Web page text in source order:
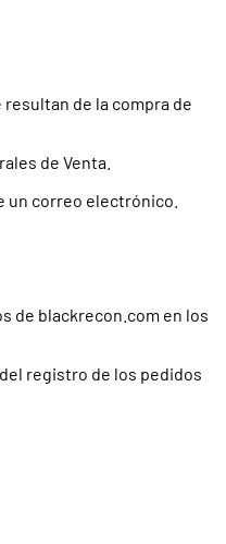
de la compra de
de Venta.
un correo electrónico.
de blackrecon.com en los
registro de los pedidos